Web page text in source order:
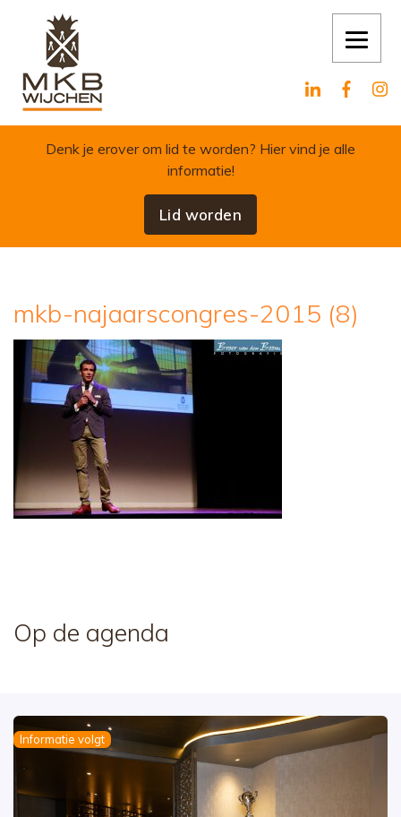
Skip to content
Denk je erover om lid te worden? Hier vind je alle
informatie!
Lid worden
mkb-najaarscongres-2015 (8)
Op de agenda
Informatie volgt